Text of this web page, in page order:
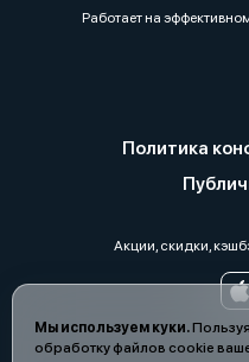
Мы используем куки.
обработку файлов cookie
Работает на
Политика
Акции, скидки,